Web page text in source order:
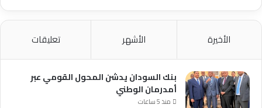
الأخيرة الأشهر تعليقات
بنك السودان يدشن المحول القومي عبر
أمدرمان الوطني
منذ 5 ساعات